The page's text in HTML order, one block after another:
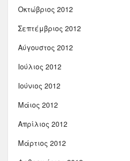
Οκτώβριος 2012
Σεπτέμβριος 2012
Αύγουστος 2012
Ιούλιος 2012
Ιούνιος 2012
Μάιος 2012
Απρίλιος 2012
Μάρτιος 2012